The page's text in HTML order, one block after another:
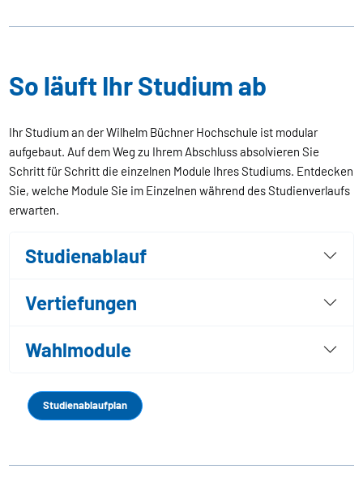
So läuft Ihr Studium ab
Ihr Studium an der Wilhelm Büchner Hochschule ist modular
aufgebaut. Auf dem Weg zu Ihrem Abschluss absolvieren Sie
Schritt für Schritt die einzelnen Module Ihres Studiums. Entdecken
Sie, welche Module Sie im Einzelnen während des Studienverlaufs
erwarten.
Studienablauf
Vertiefungen
Wahlmodule
Studienablaufplan